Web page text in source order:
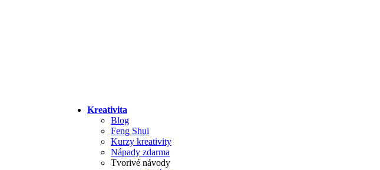
Kreativita
Blog
Feng Shui
Kurzy kreativity
Nápady zdarma
Tvorivé návody